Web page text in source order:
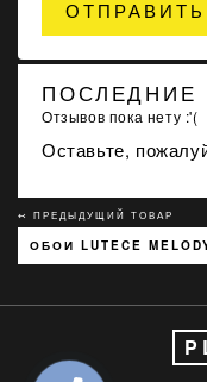
ОТПРАВИТЬ
ПОСЛЕДНИЕ
Отзывов пока нету :'(
Оставьте,
↢ ПРЕДЫДУЩИЙ ТОВАР
ОБОИ LUTECE